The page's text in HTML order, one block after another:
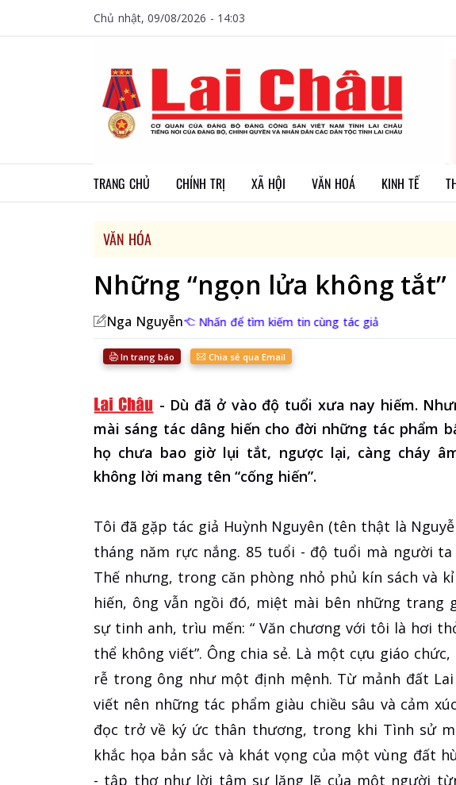
Chủ nhật, 09/08/2026 - 14:03
TRANG CHỦ CHÍNH TRỊ XÃ HỘI VĂN HOÁ KINH TẾ
VĂN HÓA
Những “ngọn lửa không tắt”
Nga Nguyễn Nhấn để tìm kiếm tin cùng tác giả
In trang báo Chia sẻ qua Email
- Dù đã ở vào độ tuổi xưa nay hiếm.
mài sáng tác dâng hiến cho đời những tác phẩm
họ chưa bao giờ lụi tắt, ngược lại, càng cháy
không lời mang tên “cống hiến”.
Tôi đã gặp tác giả Huỳnh Nguyên (tên thật là
tháng năm rực nắng. 85 tuổi - độ tuổi mà người
Thế nhưng, trong căn phòng nhỏ phủ kín sách và
hiến, ông vẫn ngồi đó, miệt mài bên những trang
sự tinh anh, trìu mến: “ Văn chương với tôi là hơi
thể không viết”. Ông chia sẻ. Là một cựu giáo
rễ trong ông như một định mệnh. Từ mảnh đất
viết nên những tác phẩm giàu chiều sâu và cảm
đọc trở về ký ức thân thương, trong khi Tình sử
khắc họa bản sắc và khát vọng của một vùng đất
- tập thơ như lời tâm sự lặng lẽ của một người